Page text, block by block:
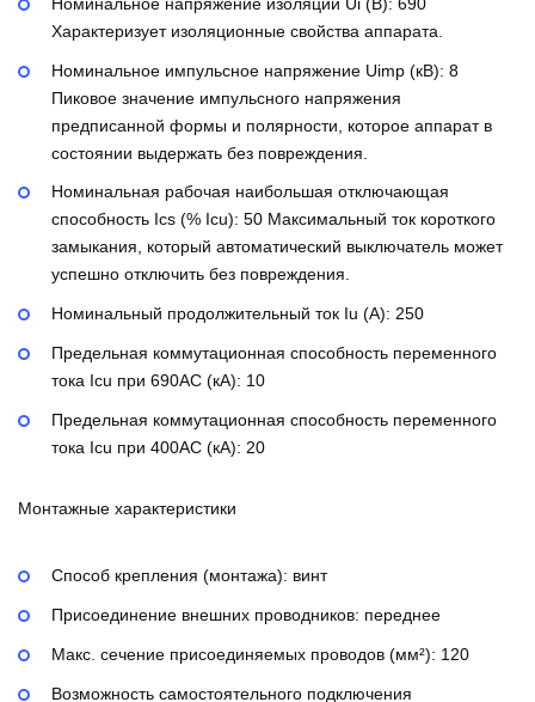
Характеризует изоляционные свойства аппарата.
Номинальное импульсное напряжение Uimp (кВ): 8
Пиковое значение импульсного напряжения
предписанной формы и полярности, которое аппарат в
состоянии выдержать без повреждения.
Номинальная рабочая наибольшая отключающая
способность Ics (% Icu): 50 Максимальный ток короткого
замыкания, который автоматический выключатель может
успешно отключить без повреждения.
Номинальный продолжительный ток Iu (А): 250
Предельная коммутационная способность переменного
тока Icu при 690AC (кА): 10
Предельная коммутационная способность переменного
тока Icu при 400АС (кА): 20
Монтажные характеристики
Способ крепления (монтажа): винт
Присоединение внешних проводников: переднее
Макс. сечение присоединяемых проводов (мм²): 120
Возможность самостоятельного подключения